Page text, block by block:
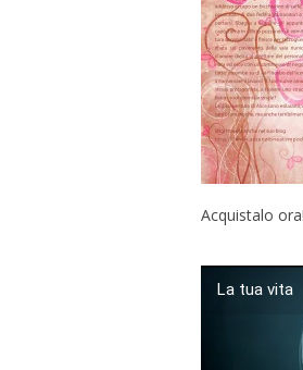
Acquistalo
La tua vita